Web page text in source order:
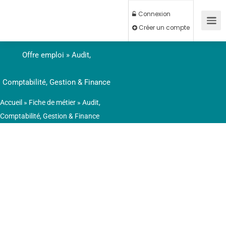
Connexion
Créer un compte
Offre emploi » Audit,
Comptabilité, Gestion & Finance
Accueil » Fiche de métier » Audit,
Comptabilité, Gestion & Finance